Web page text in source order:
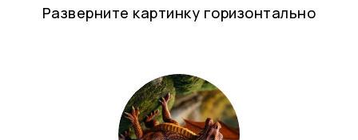
Разверните картинку горизонтально